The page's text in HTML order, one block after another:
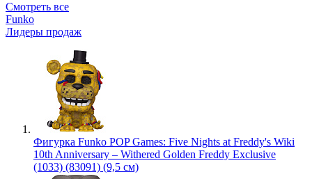
Смотреть все
Funko
Лидеры продаж
Фигурка Funko POP Games: Five Nights at Freddy's Wiki
10th Anniversary – Withered Golden Freddy Exclusive
(1033) (83091) (9,5 см)